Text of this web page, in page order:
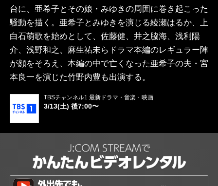
台に、亜希子とその娘・みゆきの周囲に巻き起こった
騒動を描く。亜希子とみゆきを演じる綾瀬はるか、上
白石萌歌を始めとして、佐藤健、井之脇海、浅利陽
介、浅野和之、麻生祐未らドラマ本編のレギュラー陣
が顔をそろえ、本編の中で亡くなった亜希子の夫・宮
本良一を演じた竹野内豊も出演する。
TBSチャンネル1 最新ドラマ・音楽・映画
3/13(土) 後7:00〜